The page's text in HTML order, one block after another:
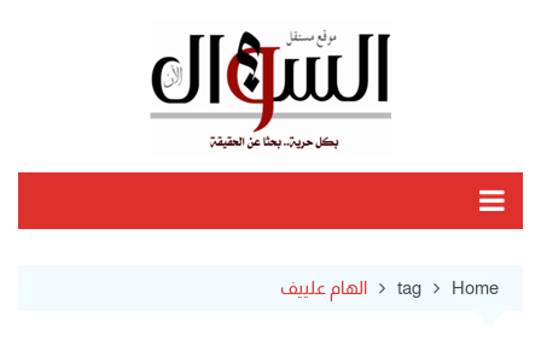
Home
tag الهام علييف